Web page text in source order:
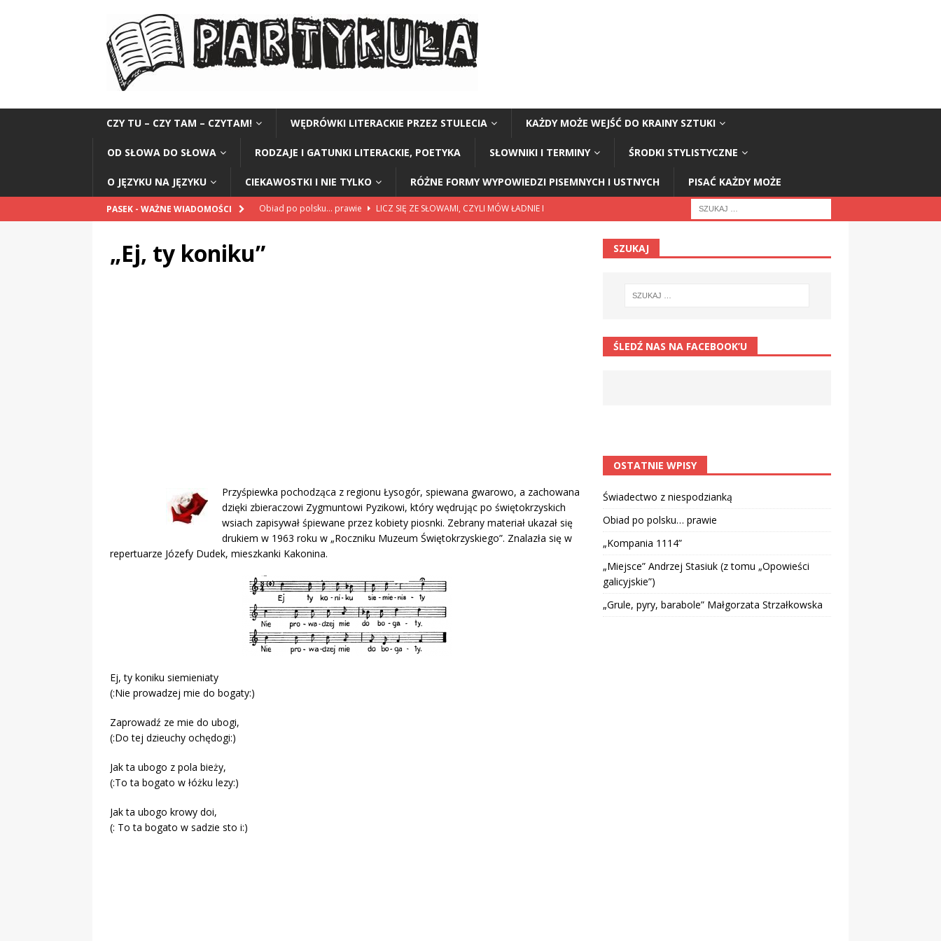
CZY TU – CZY TAM – CZYTAM! WĘDRÓWKI LITERACKIE PRZEZ STULECIA KAŻDY MOŻE WEJŚĆ DO KRAINY SZTUKI
OD SŁOWA DO SŁOWA RODZAJE I GATUNKI LITERACKIE, POETYKA SŁOWNIKI I TERMINY ŚRODKI STYLISTYCZNE
O JĘZYKU NA JĘZYKU CIEKAWOSTKI I NIE TYLKO RÓŻNE FORMY WYPOWIEDZI PISEMNYCH I USTNYCH PISAĆ KAŻDY MOŻE
PASEK - WAŻNE WIADOMOŚCI Obiad po polsku… prawie
LICZ SIĘ ZE SŁOWAMI, CZYLI MÓW ŁADNIE I
„Ej, ty koniku”
Przyśpiewka pochodząca z regionu Łysogór, spiewana gwarowo, a zachowana
dzięki zbieraczowi Zygmuntowi Pyzikowi, który wędrując po świętokrzyskich
wsiach zapisywał śpiewane przez kobiety piosnki. Zebrany materiał ukazał się
drukiem w 1963 roku w „Roczniku Muzeum Świętokrzyskiego”. Znalazła się w
repertuarze Józefy Dudek, mieszkanki Kakonina.
Ej, ty koniku siemieniaty
(:Nie prowadzej mie do bogaty:)
Zaprowadź ze mie do ubogi,
(:Do tej dzieuchy ochędogi:)
Jak ta ubogo z pola bieży,
(:To ta bogato w łóżku lezy:)
Jak ta ubogo krowy doi,
(: To ta bogato w sadzie sto i:)
SZUKAJ
ŚLEDŹ NAS NA FACEBOOK’U
OSTATNIE WPISY
Świadectwo z niespodzianką
Obiad po polsku… prawie
„Kompania 1114”
„Miejsce” Andrzej Stasiuk (z tomu „Opowieści
galicyjskie”)
„Grule, pyry, barabole” Małgorzata Strzałkowska